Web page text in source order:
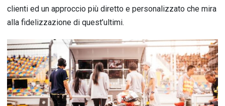
clienti ed un approccio più diretto e personalizzato che mira
alla fidelizzazione di quest’ultimi.